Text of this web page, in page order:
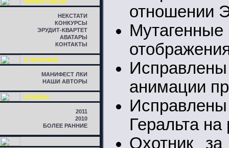
ЛИНИЯ СВЯЗИ
НЕКСТАТИ
КОНКУРСЫ
ЭРУДИТ-КВАРТЕТ
АВАТАРЫ
КОНТАКТЫ
О ЖУРНАЛЕ
МАНИФЕСТ ЛКИ
НАШИ АВТОРЫ
АРХИВЫ
2011
2010
БОЛЕЕ РАННИЕ
отношении
анимации
Геральта
Охотник